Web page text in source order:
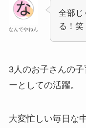
なんでやねん
全部じ
る！笑
3人のお子さんの
ーとしての活躍。
大変忙しい毎日な